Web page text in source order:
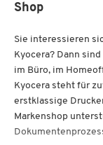
Shop
Sie interessieren
Kyocera? Dann
im Büro, im
Kyocera steht für
erstklassige
Markenshop